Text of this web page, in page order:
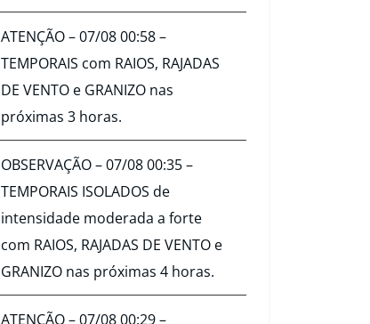
ATENÇÃO – 07/08 00:58 –
TEMPORAIS com RAIOS, RAJADAS
DE VENTO e GRANIZO nas
próximas 3 horas.
OBSERVAÇÃO – 07/08 00:35 –
TEMPORAIS ISOLADOS de
intensidade moderada a forte
com RAIOS, RAJADAS DE VENTO e
GRANIZO nas próximas 4 horas.
ATENÇÃO – 07/08 00:29 –